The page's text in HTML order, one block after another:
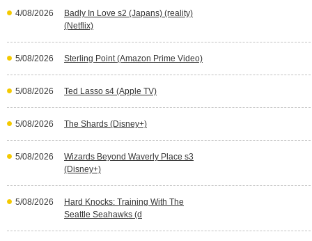
4/08/2026
Badly In Love s2 (Japans) (reality)
(Netflix)
5/08/2026 Sterling Point (Amazon Prime Video)
5/08/2026 Ted Lasso s4 (Apple TV)
5/08/2026 The Shards (Disney+)
5/08/2026
Wizards Beyond Waverly Place s3
(Disney+)
5/08/2026
Hard Knocks: Training With The
Seattle Seahawks (d